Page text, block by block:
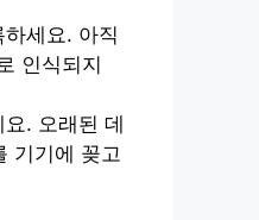
세요. 아직
인식되지
. 오래된 데
기기에 꽂고